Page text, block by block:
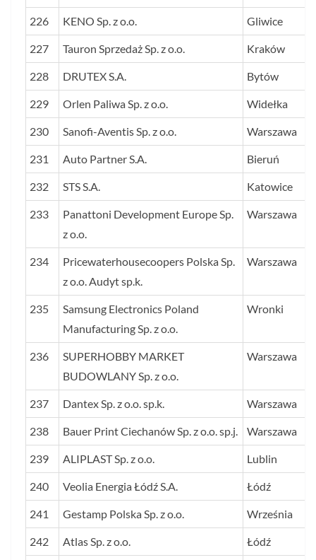
226 KENO Sp. z o.o. Gliwice
227 Tauron Sprzedaż Sp. z o.o. Kraków
228 DRUTEX S.A. Bytów
229 Orlen Paliwa Sp. z o.o. Widełka
230 Sanofi-Aventis Sp. z o.o. Warszawa
231 Auto Partner S.A. Bieruń
232 STS S.A. Katowice
233
Panattoni Development Europe Sp.
z o.o.
Warszawa
234
Pricewaterhousecoopers Polska Sp.
z o.o. Audyt sp.k.
Warszawa
235
Samsung Electronics Poland
Manufacturing Sp. z o.o.
Wronki
236
SUPERHOBBY MARKET
BUDOWLANY Sp. z o.o.
Warszawa
237 Dantex Sp. z o.o. sp.k. Warszawa
238 Bauer Print Ciechanów Sp. z o.o. sp.j. Warszawa
239 ALIPLAST Sp. z o.o. Lublin
240 Veolia Energia Łódź S.A. Łódź
241 Gestamp Polska Sp. z o.o. Września
242 Atlas Sp. z o.o. Łódź